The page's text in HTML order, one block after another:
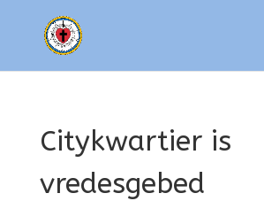
Citykwartier is
vredesgebed